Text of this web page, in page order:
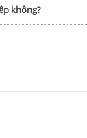
không?